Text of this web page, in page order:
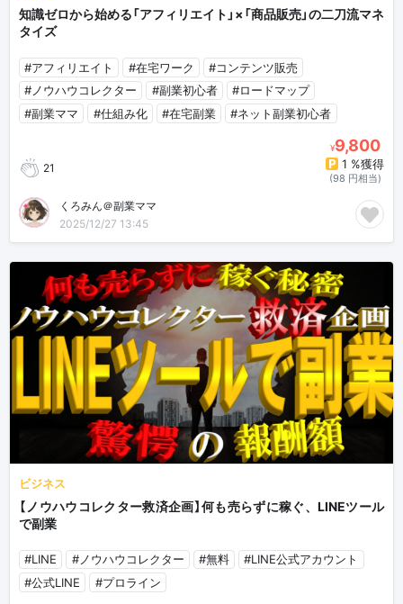
知識ゼロから始める「アフィリエイト」×「商品販売」の二刀流マネ
タイズ
#アフィリエイト #在宅ワーク
#コンテンツ販売
#ノウハウコレクター
#副業初心者
#ロードマップ
#副業ママ
#仕組み化 #在宅副業 #ネット副業初心者
21
¥9,800
1 %獲得
(98 円相当)
くろみん＠副業ママ
2025/12/27 13:45
ビジネス
【ノウハウコレクター救済企画】何も売らずに稼ぐ、LINEツール
で副業
#LINE #ノウハウコレクター #無料
#LINE公式アカウント
#公式LINE
#プロライン